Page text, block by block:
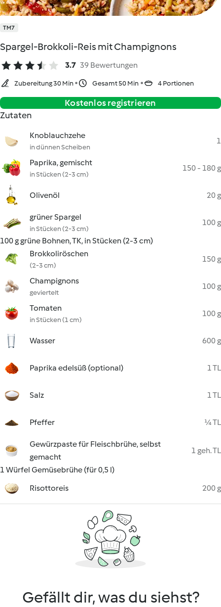
TM7
Spargel-Brokkoli-Reis mit Champignons
3.7 39 Bewertungen
Zubereitung 30 Min Gesamt 50 Min 4 Portionen
Kostenlos registrieren
Zutaten
Knoblauchzehe
in dünnen Scheiben
1
Paprika, gemischt
in Stücken (2-3 cm)
150 - 180 g
Olivenöl 20 g
grüner Spargel
in Stücken (2-3 cm)
100 g
100 g grüne Bohnen, TK, in Stücken (2-3 cm)
Brokkoliröschen
(2-3 cm)
150 g
Champignons
geviertelt
100 g
Tomaten
in Stücken (1 cm)
100 g
Wasser 600 g
Paprika edelsüß (optional) 1 TL
Salz 1 TL
Pfeffer ¼ TL
Gewürzpaste für Fleischbrühe, selbst
gemacht
1 geh. TL
1 Würfel Gemüsebrühe (für 0,5 l)
Risottoreis
200 g
Gefällt dir, was du siehst?